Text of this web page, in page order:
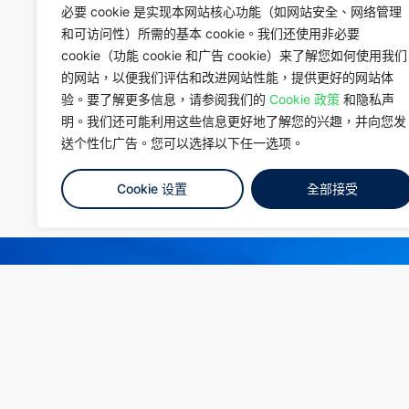
必要 cookie 是实现本网站核心功能（如网站安全、网络管理
和可访问性）所需的基本 cookie。我们还使用非必要
cookie（功能 cookie 和广告 cookie）来了解您如何使用我们
的网站，以便我们评估和改进网站性能，提供更好的网站体
验。要了解更多信息，请参阅我们的 Cookie 政策 和隐私声
明。我们还可能利用这些信息更好地了解您的兴趣，并向您发
送个性化广告。您可以选择以下任一选项。
Cookie 设置 全部接受